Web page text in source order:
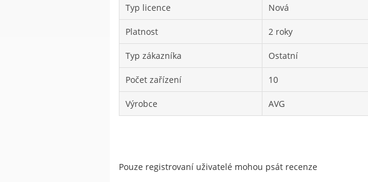
Typ licence Nová
Platnost 2 roky
Typ zákazníka Ostatní
Počet zařízení 10
Výrobce AVG
Pouze registrovaní uživatelé mohou psát recenze